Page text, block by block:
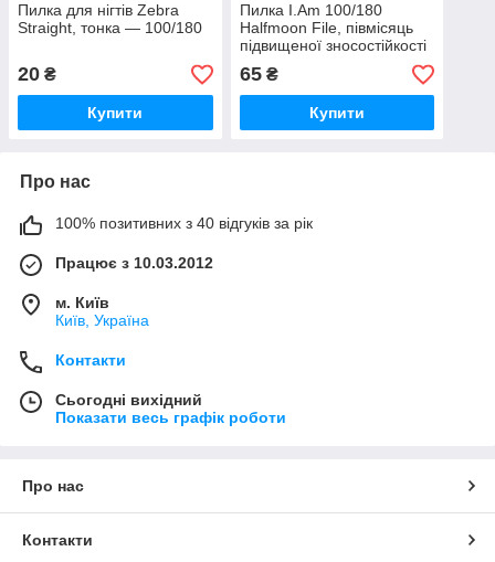
Пилка для нігтів Zebra
Straight, тонка — 100/180
20 ₴
Купити
Пилка I.Am 100/180
Halfmoon File, півмісяць
підвищеної зносостійкості
— 180/180
65₴
Купити
Про нас
100% позитивних з 40 відгуків за рік
Працює з 10.03.2012
м. Київ
Київ, Україна
Контакти
Сьогодні вихідний
Показати весь графік роботи
Про нас
Контакти